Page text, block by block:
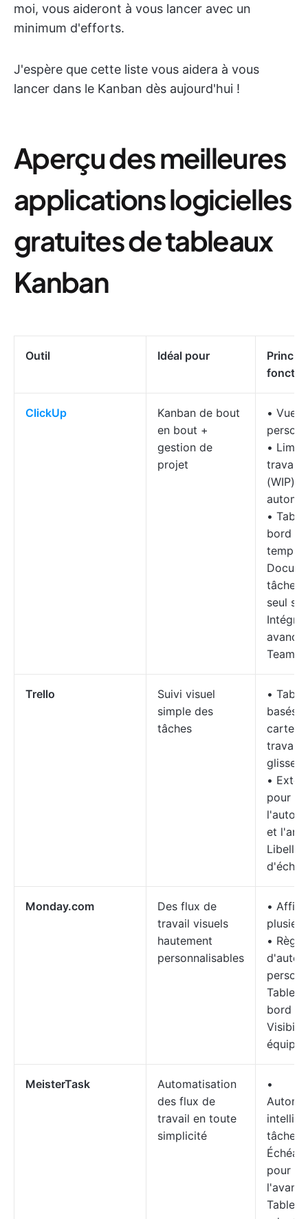
moi, vous aideront à vous lancer avec un
minimum d'efforts.
J'espère que cette liste vous aidera à vous
lancer dans le Kanban dès aujourd'hui !
Aperçu des meilleures
applications logicielles
gratuites de tableaux
Kanban
Outil Idéal pour
ClickUp
Kanban de bout
en bout +
gestion de
projet
• Vue
•
travail
(WIP) et
•
bord et
temps •
tâches
seul
Teams,
Trello
Suivi visuel
simple des
tâches
•
basés
cartes
travail
glisser-
•
pour
et
Monday.com
Des flux de
travail visuels
hautement
personnalisables
•
•
bord
équipes
MeisterTask
Automatisation
des flux de
travail en toute
simplicité
•
tâches
pour le